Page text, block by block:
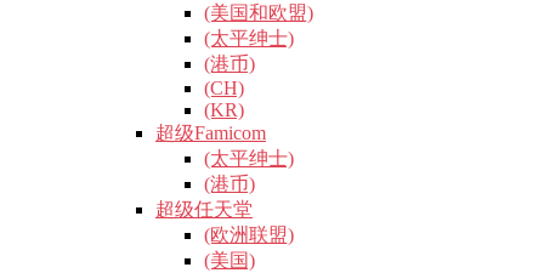
(美国和欧盟)
(太平绅士)
(港币)
(CH)
(KR)
超级Famicom
(太平绅士)
(港币)
超级任天堂
(欧洲联盟)
(美国)